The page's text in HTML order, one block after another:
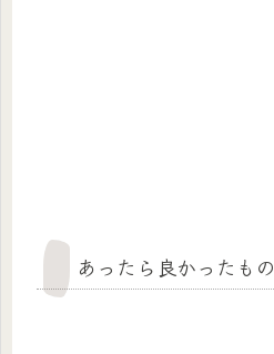
あったら良かったもの